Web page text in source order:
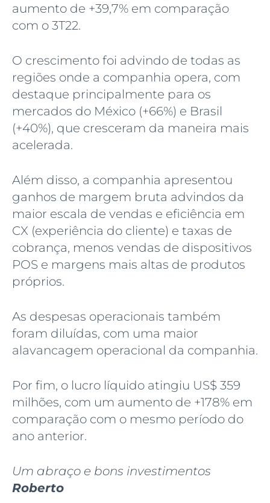
aumento de +39,7% em comparação
com o 3T22.
O crescimento foi advindo de todas as
regiões onde a companhia opera, com
destaque principalmente para os
mercados do México (+66%) e Brasil
(+40%), que cresceram da maneira mais
acelerada.
Além disso, a companhia apresentou
ganhos de margem bruta advindos da
maior escala de vendas e eficiência em
CX (experiência do cliente) e taxas de
cobrança, menos vendas de dispositivos
POS e margens mais altas de produtos
próprios.
As despesas operacionais também
foram diluídas, com uma maior
alavancagem operacional da companhia.
Por fim, o lucro líquido atingiu US$ 359
milhões, com um aumento de +178% em
comparação com o mesmo período do
ano anterior.
Um abraço e bons investimentos
Roberto